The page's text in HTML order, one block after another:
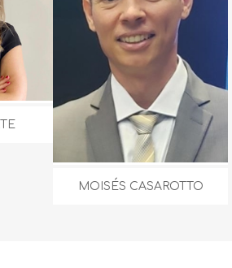
MOISÉS CASAROTTO